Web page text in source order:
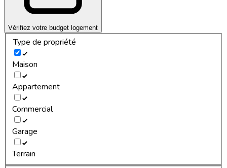
Vérifiez votre budget logement
Type de propriété
Maison
Appartement
Commercial
Garage
Terrain